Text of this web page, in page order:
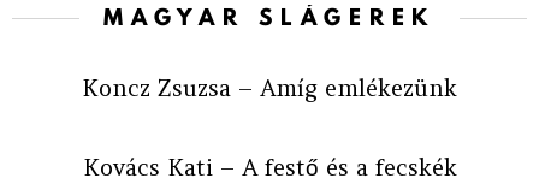
MAGYAR SLÁGEREK
Koncz Zsuzsa – Amíg emlékezünk
Kovács Kati – A festő és a fecskék